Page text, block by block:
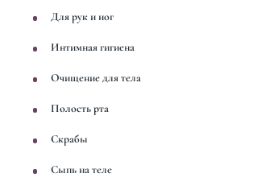
Для рук и ног
Интимная гигиена
Очищение для тела
Полость рта
Скрабы
Сыпь на теле